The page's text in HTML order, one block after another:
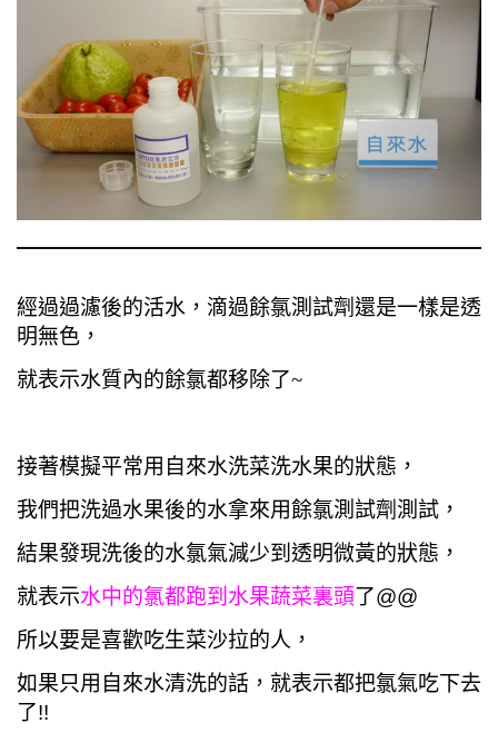
經過過濾後的活水，滴過餘氯測試劑還是一樣是透
明無色，
就表示水質內的餘氯都移除了~
接著模擬平常用自來水洗菜洗水果的狀態，
我們把洗過水果後的水拿來用餘氯測試劑測試，
結果發現洗後的水氯氣減少到透明微黃的狀態，
就表示水中的氯都跑到水果蔬菜裏頭了@@
所以要是喜歡吃生菜沙拉的人，
如果只用自來水清洗的話，就表示都把氯氣吃下去
了!!